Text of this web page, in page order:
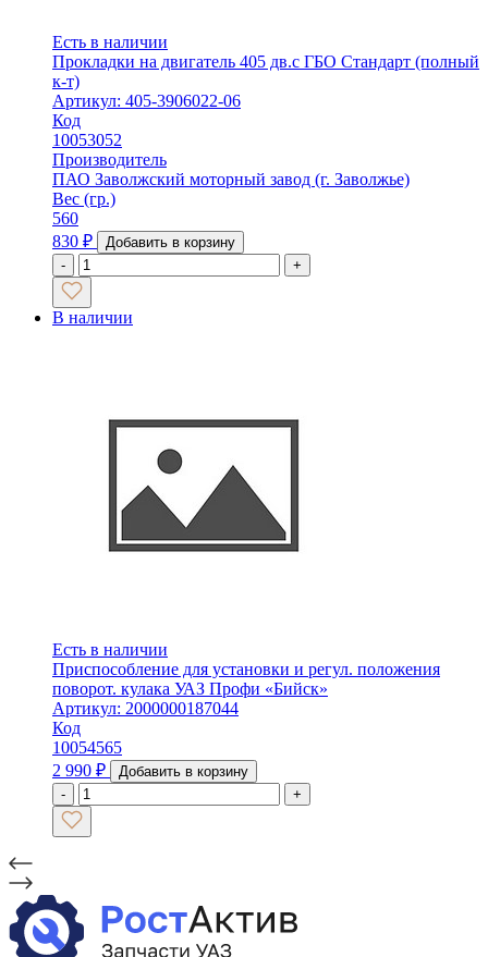
Есть в наличии
Прокладки на двигатель 405 дв.с ГБО Стандарт (полный
к-т)
Артикул: 405-3906022-06
Код
10053052
Производитель
ПАО Заволжский моторный завод (г. Заволжье)
Вес (гр.)
560
830 ₽
Добавить в корзину
-
+
В наличии
Есть в наличии
Приспособление для установки и регул. положения
поворот. кулака УАЗ Профи «Бийск»
Артикул: 2000000187044
Код
10054565
2 990 ₽
Добавить в корзину
-
+